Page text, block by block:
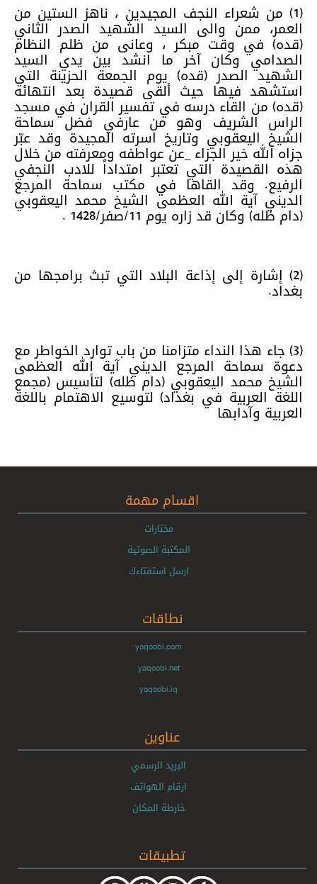
(1) من شعراء النجف المجيدين ، ناهز الستين من
العمر، ممن والى السيد الشهيد الصدر الثاني
(قده) في وقت مبكر ، وعانى من ظلم النظام
الصدامي وكان آخر ما انشد بين يدي السيد
الشهيد الصدر (قده) يوم الجمعة الحزينة التي
استشهد فيها حيث ألقى قصيدة بعد انتهائه
(قده) من القاء درسه في تفسير القران في مسجد
الراس الشريف وهو من عارفي فضل سماحة
الشيخ اليعقوبي وتاريخ اسرته المجيدة وقد عبّر
جزاه الله خير الجزاء _عن عواطفه ومعرفته من خلال
هذه القصيدة التي تعتبر امتداداً للادب النجفي
الرفيع. وقد القاها في مكتب سماحة المرجع
الديني آية الله العظمى الشيخ محمد اليعقوبي
(دام ظله) وكان قد زاره يوم 11/صفر/1428 .
(2) إشارة إلى إذاعة البلاد التي تبث برامجها من
بغداد.
(3) جاء هذا النداء متزامنا من باب توارد الخواطر مع
دعوة سماحة المرجع الديني آية الله العظمى
الشيخ محمد اليعقوبي (دام ظله) لتأسيس (مجمع
اللغة العربية في بغداد) لتوسيع الاهتمام باللغة
العربية وآدابها
اقسام مهمة
مختارات
المكتبة الصوتية
ارسل استفتاءك
نطاقات
yaqoobi.com
yaqoobi.net
yaqoobi.iq
عناوين
البريد الرسمي
ارقام الهواتف
خارطة المكان
تطبيقات